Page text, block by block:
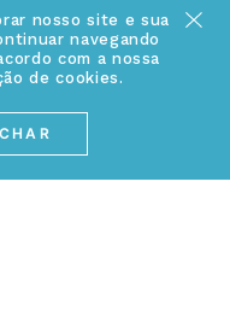
nosso site e sua
navegando
com a nossa
de cookies.